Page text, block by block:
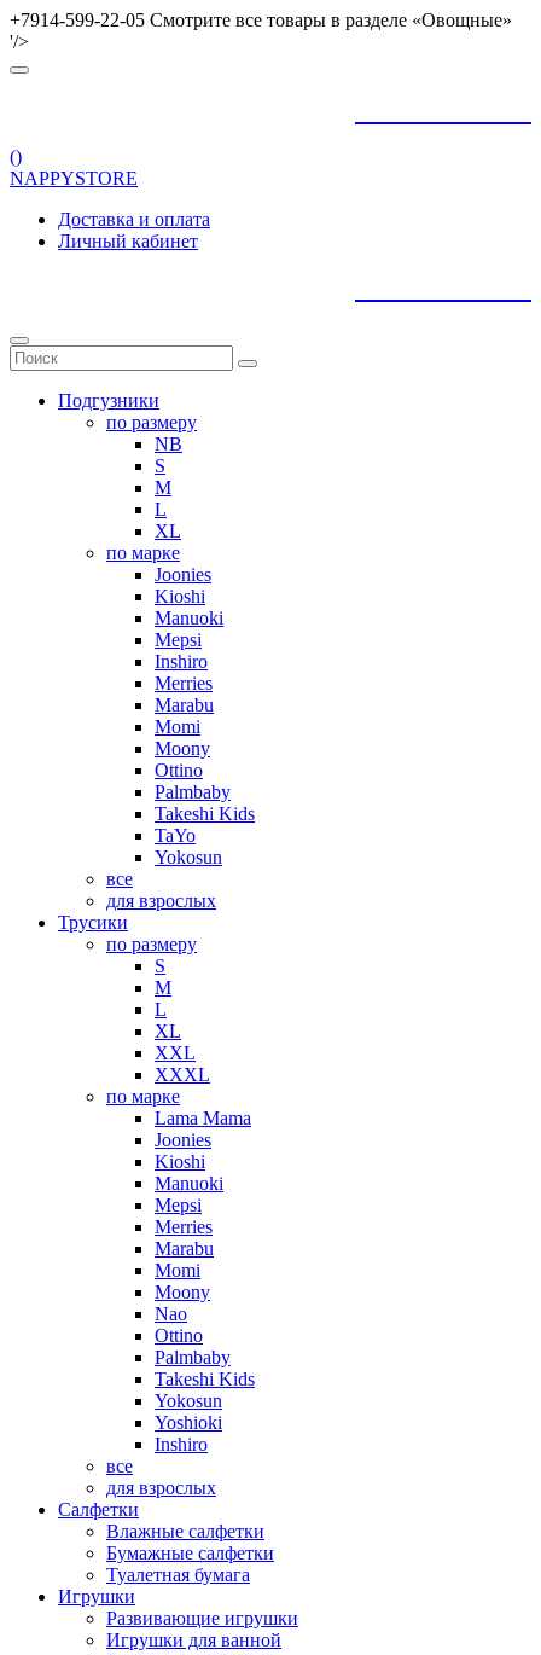
+7914-599-22-05 Смотрите все товары в разделе «Овощные»
'/>
()
NAPPYSTORE
Доставка и оплата
Личный кабинет
Подгузники
по размеру
NB
S
M
L
XL
по марке
Joonies
Kioshi
Manuoki
Mepsi
Inshiro
Merries
Marabu
Momi
Moony
Ottino
Palmbaby
Takeshi Kids
TaYo
Yokosun
все
для взрослых
Трусики
по размеру
S
M
L
XL
XXL
XXXL
по марке
Lama Mama
Joonies
Kioshi
Manuoki
Mepsi
Merries
Marabu
Momi
Moony
Nao
Ottino
Palmbaby
Takeshi Kids
Yokosun
Yoshioki
Inshiro
все
для взрослых
Салфетки
Влажные салфетки
Бумажные салфетки
Туалетная бумага
Игрушки
Развивающие игрушки
Игрушки для ванной